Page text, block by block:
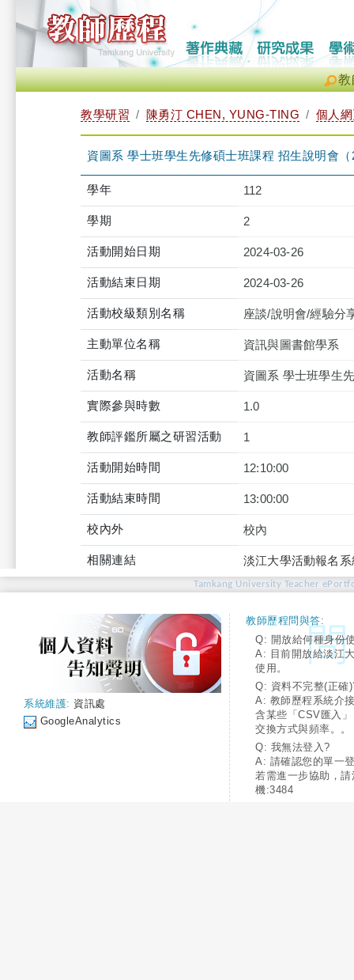
教
教學研習 陳勇汀 CHEN, YUNG-TING 個人
資圖系 學士班學生先修碩士班課程 招生說明會
學年 112
學期 2
活動開始日期 2024-03-26
活動結束日期 2024-03-26
活動校級類別名稱 座談/說明會/經驗分
主動單位名稱 資訊與圖書館學系
活動名稱 資圖系 學士班學生
實際參與時數 1.0
教師評鑑所屬之研習活動 1
活動開始時間 12:10:00
活動結束時間 13:00:00
校內外 校內
相關連結 淡江大學活動報名
Tamkang University Teacher
系統維護: 資訊處
GoogleAnalytics
教師歷程問與答:
Q: 開放給何種身份
A: 目前開放給淡江
使用。
Q: 資料不完整(正確
A: 教師歷程系統介
含某些「CSV匯入
交換方式與頻率。。
Q: 我無法登入?
A: 請確認您的單一
若需進一步協助，
機:3484